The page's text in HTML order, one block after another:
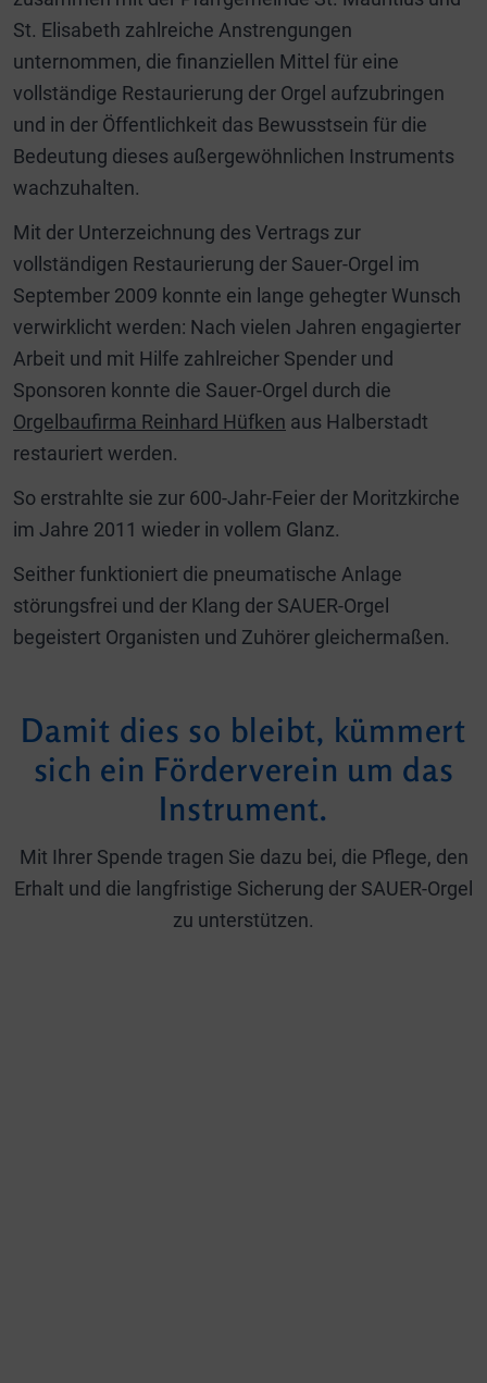
St. Elisabeth zahlreiche Anstrengungen
unternommen, die finanziellen Mittel für eine
vollständige Restaurierung der Orgel aufzubringen
und in der Öffentlichkeit das Bewusstsein für die
Bedeutung dieses außergewöhnlichen Instruments
wachzuhalten.
Mit der Unterzeichnung des Vertrags zur
vollständigen Restaurierung der Sauer-Orgel im
September 2009 konnte ein lange gehegter Wunsch
verwirklicht werden: Nach vielen Jahren engagierter
Arbeit und mit Hilfe zahlreicher Spender und
Sponsoren konnte die Sauer-Orgel durch die
Orgelbaufirma Reinhard Hüfken aus Halberstadt
restauriert werden.
So erstrahlte sie zur 600-Jahr-Feier der Moritzkirche
im Jahre 2011 wieder in vollem Glanz.
Seither funktioniert die pneumatische Anlage
störungsfrei und der Klang der SAUER-Orgel
begeistert Organisten und Zuhörer gleichermaßen.
Damit dies so bleibt, kümmert
sich ein Förderverein um das
Instrument.
Mit Ihrer Spende tragen Sie dazu bei, die Pflege, den
Erhalt und die langfristige Sicherung der SAUER-Orgel
zu unterstützen.